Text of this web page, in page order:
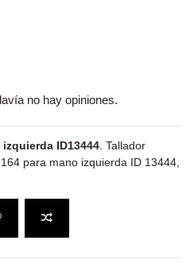
no hay opiniones.
ID13444. Tallador
para mano izquierda ID 13444,